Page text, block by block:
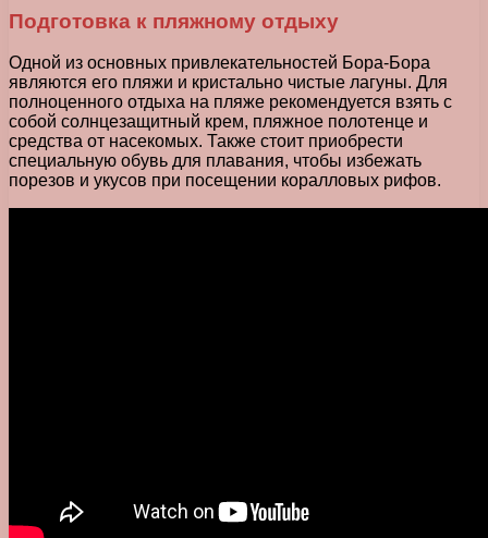
Подготовка к пляжному отдыху
Одной из основных привлекательностей Бора-Бора
являются его пляжи и кристально чистые лагуны. Для
полноценного отдыха на пляже рекомендуется взять с
собой солнцезащитный крем, пляжное полотенце и
средства от насекомых. Также стоит приобрести
специальную обувь для плавания, чтобы избежать
порезов и укусов при посещении коралловых рифов.